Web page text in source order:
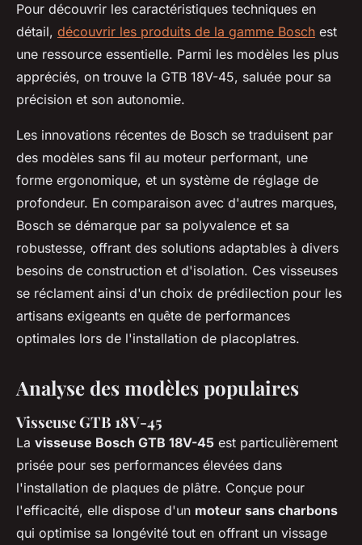
Pour découvrir les caractéristiques techniques en
détail, découvrir les produits de la gamme Bosch est
une ressource essentielle. Parmi les modèles les plus
appréciés, on trouve la GTB 18V-45, saluée pour sa
précision et son autonomie.
Les innovations récentes de Bosch se traduisent par
des modèles sans fil au moteur performant, une
forme ergonomique, et un système de réglage de
profondeur. En comparaison avec d'autres marques,
Bosch se démarque par sa polyvalence et sa
robustesse, offrant des solutions adaptables à divers
besoins de construction et d'isolation. Ces visseuses
se réclament ainsi d'un choix de prédilection pour les
artisans exigeants en quête de performances
optimales lors de l'installation de placoplatres.
Analyse des modèles populaires
Visseuse GTB 18V-45
La visseuse Bosch GTB 18V-45 est particulièrement
prisée pour ses performances élevées dans
l'installation de plaques de plâtre. Conçue pour
l'efficacité, elle dispose d'un moteur sans charbons
qui optimise sa longévité tout en offrant un vissage